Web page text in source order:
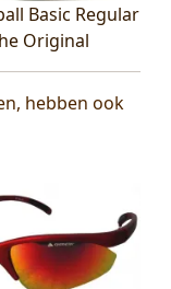
Basic Regular
Original
hebben ook